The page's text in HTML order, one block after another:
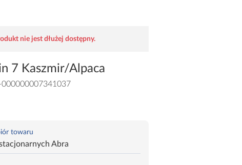
nie jest dłużej dostępny.
7 Kaszmir/Alpaca
000000007341037
towaru
Abra